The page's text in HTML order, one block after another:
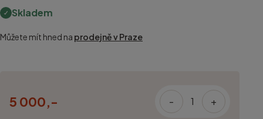
Skladem
Můžete mít hned na prodejně v Praze
5 000,- - +